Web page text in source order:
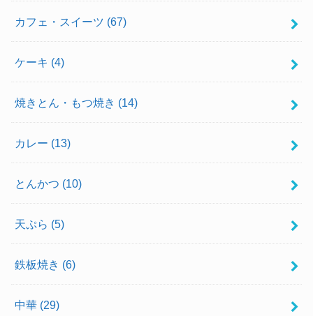
カフェ・スイーツ (67)
ケーキ (4)
焼きとん・もつ焼き (14)
カレー (13)
とんかつ (10)
天ぷら (5)
鉄板焼き (6)
中華 (29)